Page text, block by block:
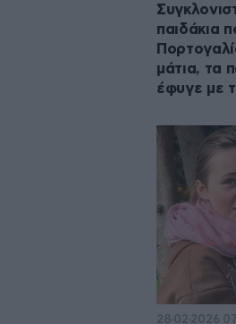
παιδάκια
μάτια, τα
έφυγε με
28·02·2026